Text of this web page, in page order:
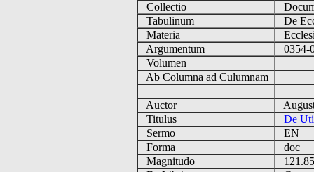
Collectio
Tabulinum
De
Materia
Argumentum
0354-
Volumen
Ab Columna ad Culumnam
Auctor
Titulus
De
Sermo
EN
Forma
doc
Magnitudo